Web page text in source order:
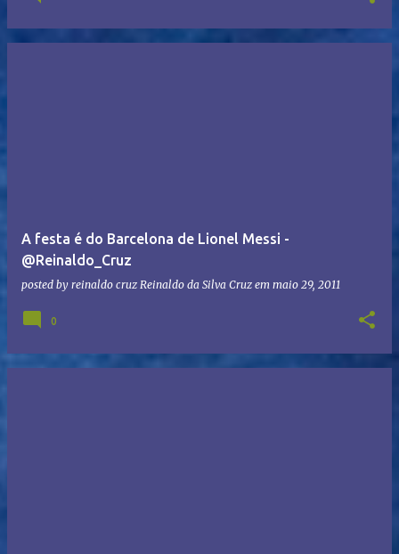
A festa é do Barcelona de Lionel Messi -
@Reinaldo_Cruz
posted by reinaldo cruz Reinaldo da Silva Cruz em maio 29, 2011
0